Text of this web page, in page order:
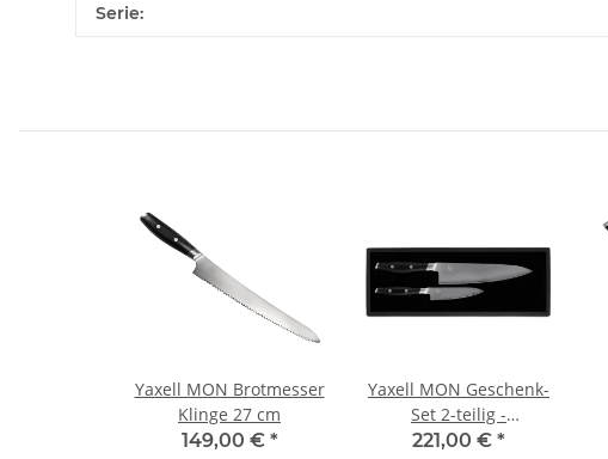
Produkteigenschaft
Wert
Serie:
Yaxell MON Brotmesser
Klinge 27 cm
149,00 € *
Yaxell MON Geschenk-
Set 2-teilig -
Chefmesser und
221,00 € *